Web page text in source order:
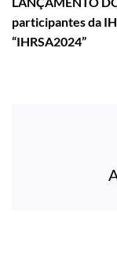
participantes da
“IHRSA2024”